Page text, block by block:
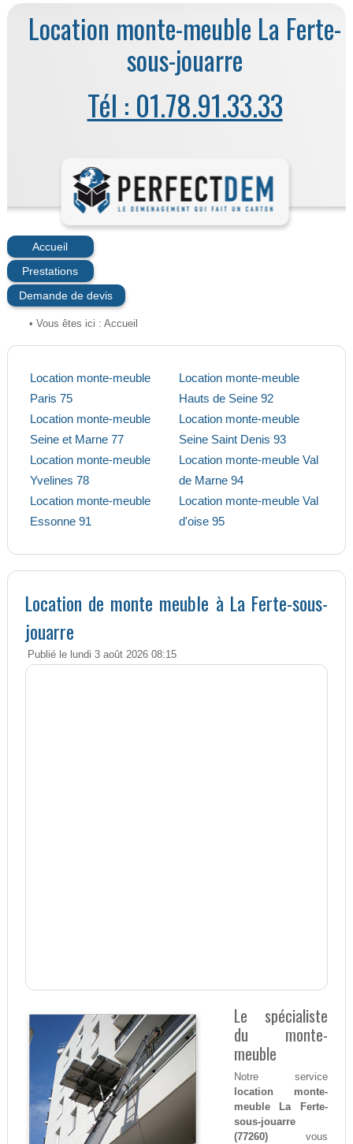
Location monte-meuble La Ferte-
sous-jouarre
Tél : 01.78.91.33.33
Accueil
Prestations
Demande de devis
• Vous êtes ici : Accueil
Location monte-meuble
Paris 75
Location monte-meuble
Seine et Marne 77
Location monte-meuble
Yvelines 78
Location monte-meuble
Essonne 91
Location monte-meuble
Hauts de Seine 92
Location monte-meuble
Seine Saint Denis 93
Location monte-meuble Val
de Marne 94
Location monte-meuble Val
d'oise 95
Location de monte meuble à La Ferte-sous-
jouarre
Publié le lundi 3 août 2026 08:15
Le spécialiste
du monte-
meuble
Notre service
location monte-
meuble La Ferte-
sous-jouarre
(77260)vous